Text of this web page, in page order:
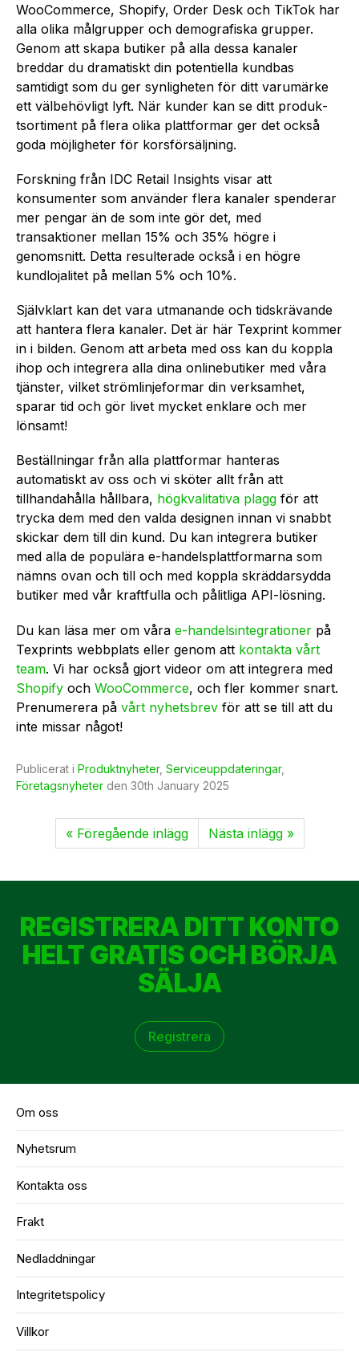
WooCommerce, Shopify, Order Desk och TikTok har
alla olika målgrupper och demografiska grupper.
Genom att skapa butiker på alla dessa kanaler
breddar du dramatiskt din potentiella kundbas
samtidigt som du ger synligheten för ditt varumärke
ett välbehövligt lyft. När kunder kan se ditt produk­
tsor­timent på flera olika plattformar ger det också
goda möjligheter för korsfö­rsä­ljning.
Forskning från IDC Retail Insights visar att
konsumenter som använder flera kanaler spenderar
mer pengar än de som inte gör det, med
transaktioner mellan 15% och 35% högre i
genomsnitt. Detta resulterade också i en högre
kundlojalitet på mellan 5% och 10%.
Självklart kan det vara utmanande och tidskrävande
att hantera flera kanaler. Det är här Texprint kommer
in i bilden. Genom att arbeta med oss kan du koppla
ihop och integrera alla dina onlinebutiker med våra
tjänster, vilket strö­mlinjeformar din verksamhet,
sparar tid och gör livet mycket enklare och mer
lönsamt!
Beställningar från alla plattformar hanteras
automatiskt av oss och vi sköter allt från att
tillhandahålla hållbara, högkvalitativa plagg för att
trycka dem med den valda designen innan vi snabbt
skickar dem till din kund. Du kan integrera butiker
med alla de populära e-handels­plat­tfor­marna som
nämns ovan och till och med koppla skräddarsydda
butiker med vår kraftfulla och pålitliga API-lösning.
Du kan läsa mer om våra e-handel­sin­teg­rationer på
Texprints webbplats eller genom att kontakta vårt
team. Vi har också gjort videor om att integrera med
Shopify och WooCommerce, och fler kommer snart.
Prenumerera på vårt nyhetsbrev för att se till att du
inte missar något!
Publicerat i Produktnyheter, Serviceuppdateringar,
Företagsnyheter den 30th January 2025
« Föregående inlägg Nästa inlägg »
REGISTRERA DITT KONTO
HELT GRATIS OCH BÖRJA
SÄLJA
Registrera
Om oss
Nyhetsrum
Kontakta oss
Frakt
Nedladdningar
Integritetspolicy
Villkor